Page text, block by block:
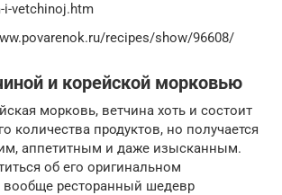
i-vetchinoj.htm
recipes/show/96608/
и корейской морковью
морковь, ветчина хоть и состоит
количества продуктов, но получается
аппетитным и даже изысканным.
об его оригинальном
ресторанный шедевр